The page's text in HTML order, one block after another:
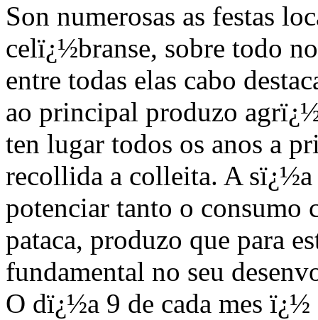
Son numerosas as festas
celï¿½branse, sobre todo
entre todas elas cabo
ao principal produzo
ten lugar todos os anos a
recollida a colleita. A
potenciar tanto o consumo
pataca, produzo que para
fundamental no seu
O dï¿½a 9 de cada mes